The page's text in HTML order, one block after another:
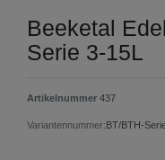
Beeketal
Serie 3-15L
Artikelnummer 437
Variantennummer:BT/BTH-